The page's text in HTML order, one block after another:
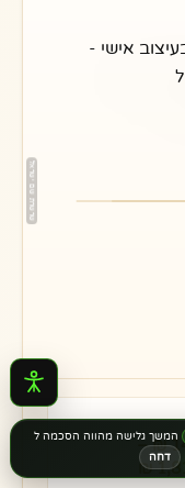
₪
–
₪
המשך גלישה מהווה הסכמה ל
דחה